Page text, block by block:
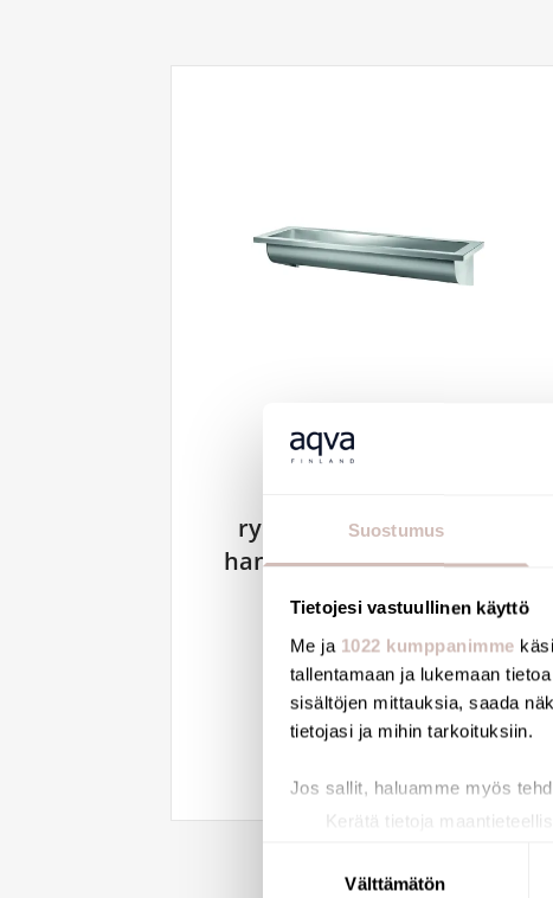
Suostumus
Tietojesi vastuullinen käyttö
Me ja 1022 kumppanimme
tallentamaan ja lukemaan
sisältöjen mittauksia, saada
tietojasi ja mihin tarkoituksiin.
Jos sallit, haluamme myös
Kerätä tietoja
Lue lisää siitä, miten
Välttämätön
ryhmäpesuallas, ilman
hanareikiä, 1200x400mm,
satiini
708,27 €